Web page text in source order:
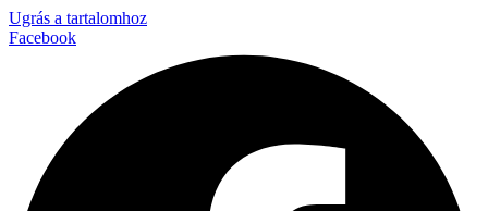
Ugrás a tartalomhoz
Facebook